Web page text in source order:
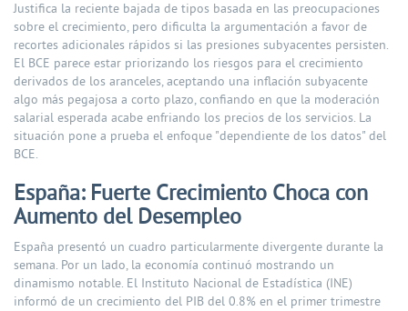
Justifica la reciente bajada de tipos basada en las preocupaciones
sobre el crecimiento, pero dificulta la argumentación a favor de
recortes adicionales rápidos si las presiones subyacentes persisten.
El BCE parece estar priorizando los riesgos para el crecimiento
derivados de los aranceles, aceptando una inflación subyacente
algo más pegajosa a corto plazo, confiando en que la moderación
salarial esperada acabe enfriando los precios de los servicios. La
situación pone a prueba el enfoque "dependiente de los datos" del
BCE.
España: Fuerte Crecimiento Choca con
Aumento del Desempleo
España presentó un cuadro particularmente divergente durante la
semana. Por un lado, la economía continuó mostrando un
dinamismo notable. El Instituto Nacional de Estadística (INE)
informó de un crecimiento del PIB del 0.8% en el primer trimestre